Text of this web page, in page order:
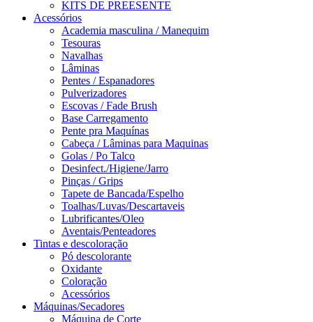
KITS DE PREESENTE
Acessórios
Academia masculina / Manequim
Tesouras
Navalhas
Lâminas
Pentes / Espanadores
Pulverizadores
Escovas / Fade Brush
Base Carregamento
Pente pra Maquínas
Cabeça / Lâminas para Maquinas
Golas / Po Talco
Desinfect./Higiene/Jarro
Pinças / Grips
Tapete de Bancada/Espelho
Toalhas/Luvas/Descartaveis
Lubrificantes/Oleo
Aventais/Penteadores
Tintas e descoloração
Pó descolorante
Oxidante
Coloração
Acessórios
Máquinas/Secadores
Máquina de Corte